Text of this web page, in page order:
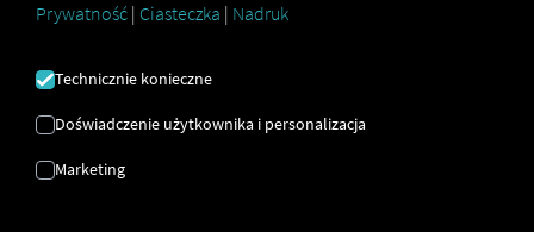
Aby aktywować uwierzytelnianie dwuskładnikowe,
Otwórz menu użytkownika klikając ikonę w prawym
W menu użytkownika otwórz zakładkę „Logowanie i
Prywatność | Ciasteczka | Nadruk
Technicznie konieczne
Doświadczenie użytkownika i personalizacja
Marketing